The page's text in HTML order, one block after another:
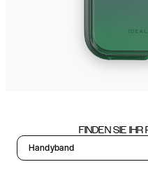
FINDEN SIE
Handyband